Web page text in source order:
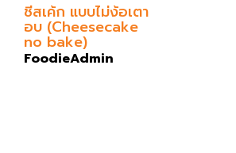
ชีสเค้ก แบบไม่ง้อเตา
อบ (Cheesecake
no bake)
FoodieAdmin